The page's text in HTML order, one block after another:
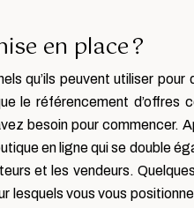
en place ?
qu’ils peuvent utiliser
le référencement d’offres
besoin pour commencer.
en ligne qui se double
et les vendeurs.
vous vous